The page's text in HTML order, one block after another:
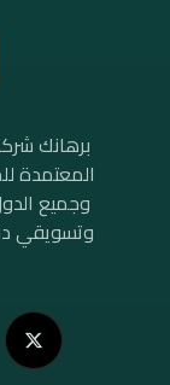
برهانك
المعتمدة
وجميع
وتسويقي